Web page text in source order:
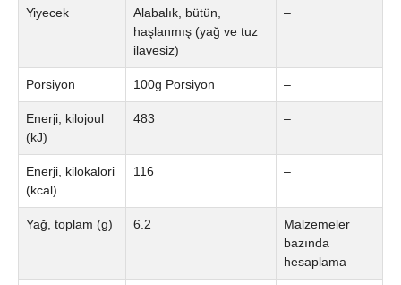
Yiyecek
Alabalık, bütün,
haşlanmış (yağ ve tuz
ilavesiz)
–
Porsiyon 100g Porsiyon –
Enerji, kilojoul
(kJ)
483 –
Enerji, kilokalori
(kcal)
116 –
Yağ, toplam (g) 6.2
Malzemeler
bazında
hesaplama